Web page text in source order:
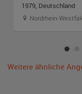
1979, Deutschland
Nordrhein-
Weitere ähnliche